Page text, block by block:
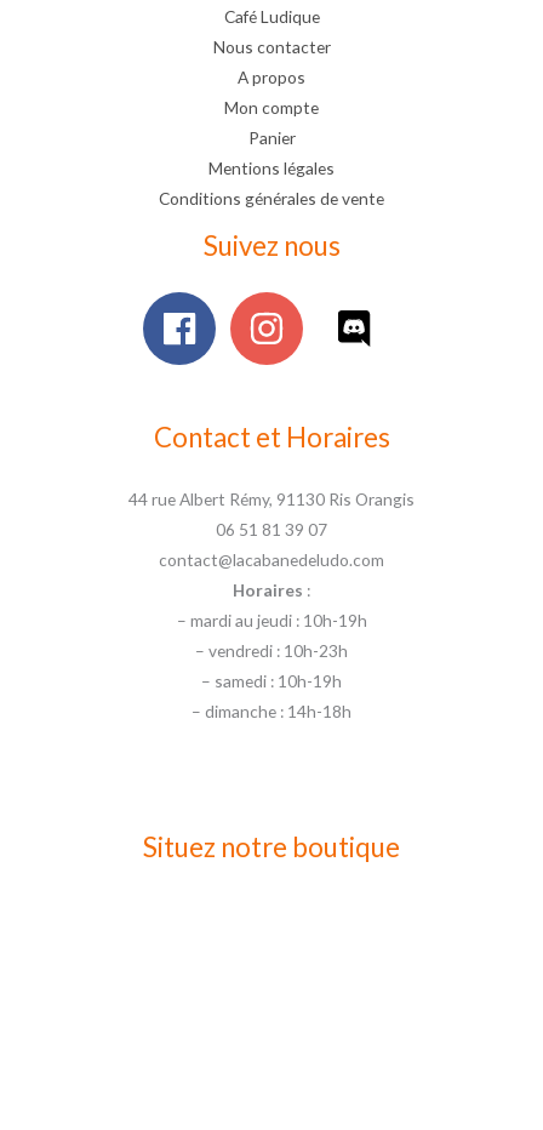
Café Ludique
Nous contacter
A propos
Mon compte
Panier
Mentions légales
Conditions générales de vente
Suivez nous
Contact et Horaires
44 rue Albert Rémy, 91130 Ris Orangis
06 51 81 39 07
contact@lacabanedeludo.com
Horaires :
– mardi au jeudi : 10h-19h
– vendredi : 10h-23h
– samedi : 10h-19h
– dimanche : 14h-18h
Situez notre boutique